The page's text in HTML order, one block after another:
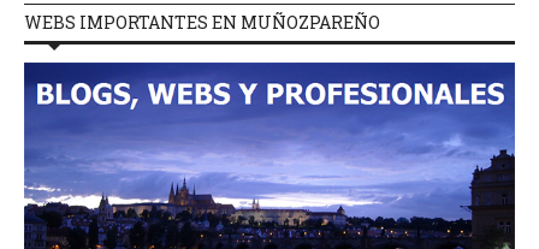
WEBS IMPORTANTES EN MUÑOZPAREÑO